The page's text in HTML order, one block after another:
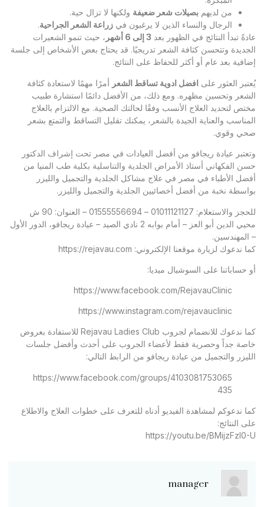
من لديهم بصيلات شعر ضعيفة ولكنها لا تزال حية.
الرجال والنساء الذين لا يرغبون في زراعة الشعر الجراحية.
عادةً تبدأ النتائج في الظهور بعد 3 إلى 6 أشهر
، حيث تنمو الشعيرات
الجديدة وتتحسن كثافة الشعر تدريجيًا. قد يحتاج بعض الأشخاص إلى جلسة
إضافية بعد عام أو أكثر للحفاظ على النتائج.
يُعتبر العثور على افضل ادوية تساقط الشعر أمرًا مهمًا لاستعادة كثافة
الشعر وتحسين مظهره. ومع ذلك، من الأفضل دائمًا استشارة طبيب
مختص لتحديد العلاج الأنسب وفقًا لحالتك الصحية. مع الالتزام بالعلاج
المناسب والعناية الجيدة بالشعر، يمكنك تقليل التساقط والتمتع بشعر
صحي وقوي.
وتعتبر عيادة ريجافو من أفضل العيادات في مصر تحت إشراف الدكتور
حسن الفكهاني أستاذ الأمراض الجلدية والتناسلية بكلية طب المنيا من
أفضل الأطباء في مصر في علاج مشاكل الجلدية والتجميل والليزر
بواسطة نخبة من أفضل أخصائيين الجلدية والتجميل والليزر.
للحجز والاستعلام: 01011121127 – 01555556694 – العنوان: 90 ش
محيي الدين أبو العز – أمام بوابه 2 نادي الصيد – عيادة ريجافو، الدور الأول
– المهندسين.
كما ندعوك لزيارة موقعنا الإلكتروني: https://rejavau.com
أو حساباتنا على السوشيال ميديا:
https://www.facebook.com/RejavauClinic
https://www.instagram.com/rejavauclinic
كما ندعوك للانضمام لجروب Rejavau Ladies Club للاستفادة بعروض
خاصة جداً وحصرية فقط لأعضاء الجروب على أحدث وأفضل جلسات
الليزر والتجميل من عيادة ريجافو من الرابط التالي:
https://www.facebook.com/groups/4103081753065
435
كما ندعوكم لمشاهدة الفيديو أدناه للتعرف على خطوات العلاج والاطلاع
على النتائج:
https://youtu.be/BMijzFzl0-U
manager